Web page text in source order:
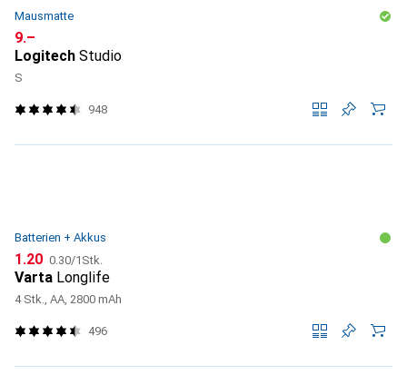
Mausmatte
CHF
9.–
Logitech Studio
S
948
Batterien + Akkus
CHF
1.20 CHF
0.30/1Stk.
Varta Longlife
4 Stk., AA, 2800 mAh
496